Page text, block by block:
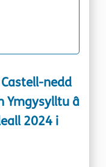
nedd
Ymgysylltu â
2024 i